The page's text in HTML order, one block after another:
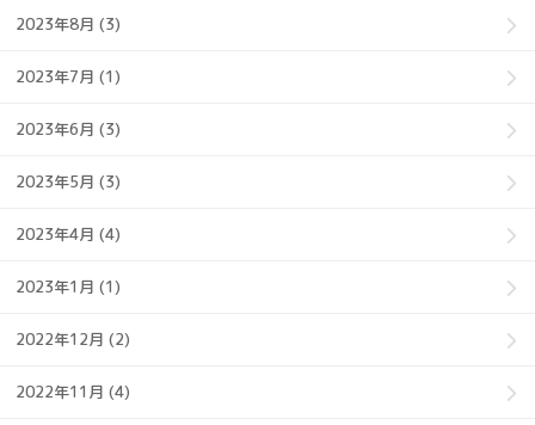
2023年8月 (3)
2023年7月 (1)
2023年6月 (3)
2023年5月 (3)
2023年4月 (4)
2023年1月 (1)
2022年12月 (2)
2022年11月 (4)